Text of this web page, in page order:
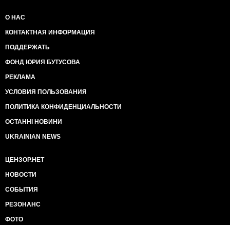
О НАС
КОНТАКТНАЯ ИНФОРМАЦИЯ
ПОДДЕРЖАТЬ
ФОНД ЮРИЯ БУТУСОВА
РЕКЛАМА
УСЛОВИЯ ПОЛЬЗОВАНИЯ
ПОЛИТИКА КОНФИДЕНЦИАЛЬНОСТИ
ОСТАННІ НОВИНИ
UKRAINIAN NEWS
ЦЕНЗОР.НЕТ
НОВОСТИ
СОБЫТИЯ
РЕЗОНАНС
ФОТО